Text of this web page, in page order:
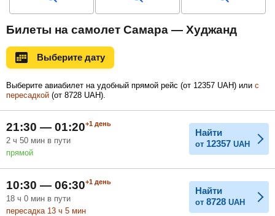
Сентябрь
Ноябрь
Билеты на самолет Самара — Худжанд
Выберите дату
Выберите авиабилет на удобный прямой рейс (от 12357 UAH) или с
пересадкой (от 8728 UAH).
21:30 — 01:20+1 день
2 ч 50 мин в пути
прямой
Найти
от 12357 UAH
10:30 — 06:30+1 день
18 ч 0 мин в пути
пересадка 13 ч 5 мин
Найти
от 8728 UAH